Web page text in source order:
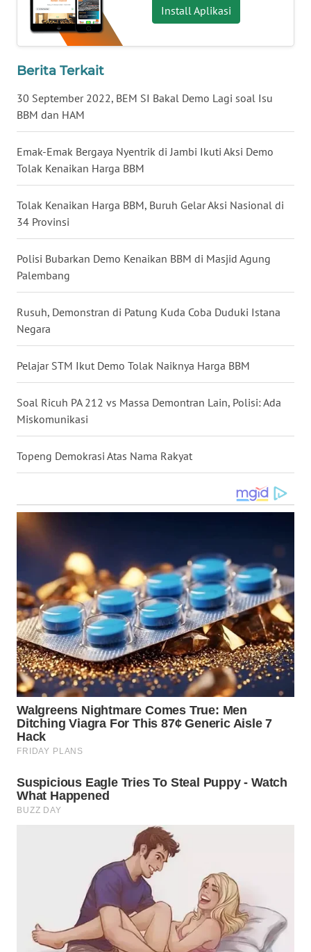
Install Aplikasi
Berita Terkait
30 September 2022, BEM SI Bakal Demo Lagi soal Isu
BBM dan HAM
Emak-Emak Bergaya Nyentrik di Jambi Ikuti Aksi Demo
Tolak Kenaikan Harga BBM
Tolak Kenaikan Harga BBM, Buruh Gelar Aksi Nasional di
34 Provinsi
Polisi Bubarkan Demo Kenaikan BBM di Masjid Agung
Palembang
Rusuh, Demonstran di Patung Kuda Coba Duduki Istana
Negara
Pelajar STM Ikut Demo Tolak Naiknya Harga BBM
Soal Ricuh PA 212 vs Massa Demontran Lain, Polisi: Ada
Miskomunikasi
Topeng Demokrasi Atas Nama Rakyat
WN
BABEL
WN
WN
WN
BENGKULU
WN
LAMPUNG
WN
JATENG
WN
NUSANTARA
WN
WN
KALTENG
WN
KALTARA
WN
KALSEL
WN
KALTIM
WN
SULSEL
WN